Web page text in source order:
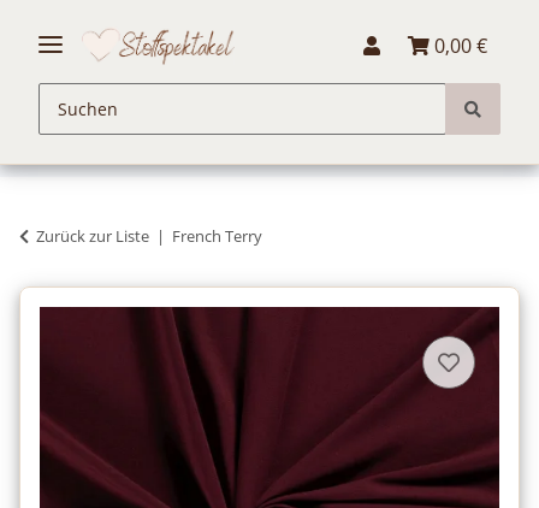
0,00 €
Zurück zur Liste French Terry